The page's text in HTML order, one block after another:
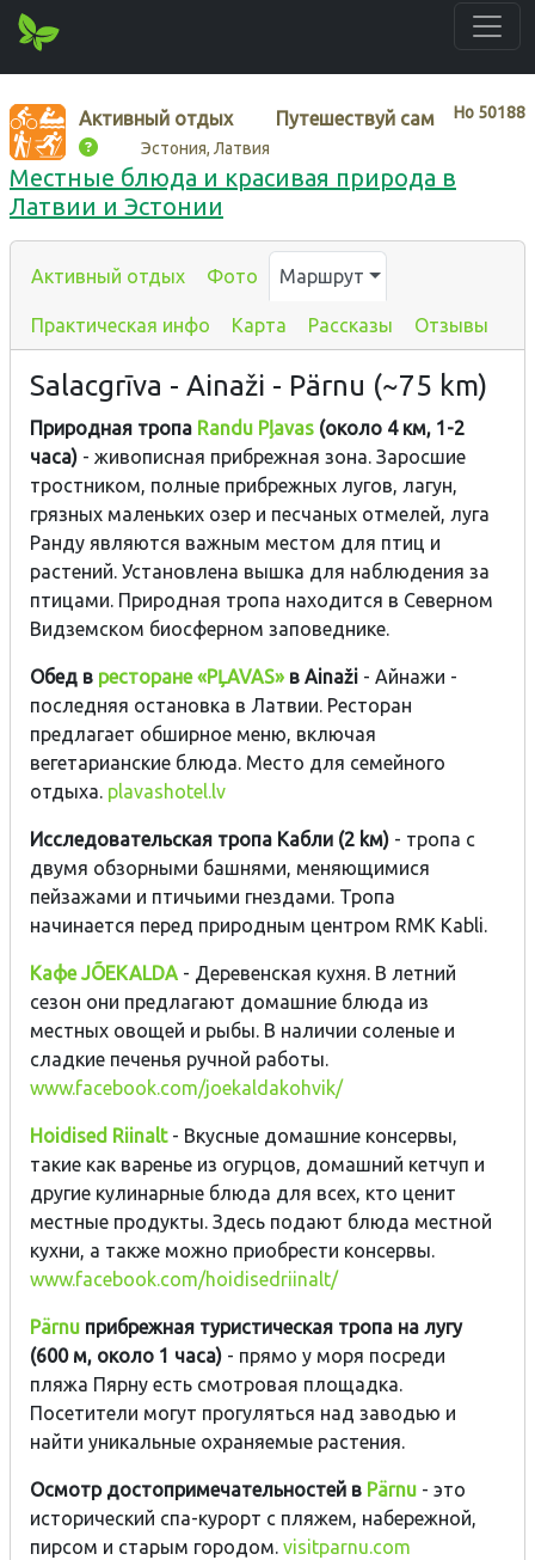
Нo 50188
Активный отдых Путешествуй сам
Эстония, Латвия
Местные блюда и красивая природа в
Латвии и Эстонии
Активный отдых Фото Маршрут
Практическая инфо Карта Рассказы Отзывы
Salacgrīva - Ainaži - Pärnu (~75 km)
Природная тропа Randu Pļavas (около 4 км, 1-2
часа) - живописная прибрежная зона. Заросшие
тростником, полные прибрежных лугов, лагун,
грязных маленьких озер и песчаных отмелей, луга
Ранду являются важным местом для птиц и
растений. Установлена ​​вышка для наблюдения за
птицами. Природная тропа находится в Северном
Видземском биосферном заповеднике.
Обед в ресторане «PĻAVAS» в Ainaži - Айнажи -
последняя остановка в Латвии. Ресторан
предлагает обширное меню, включая
вегетарианские блюда. Место для семейного
отдыха. plavashotel.lv
Исследовательская тропа Кабли (2 kм) - тропа с
двумя обзорными башнями, меняющимися
пейзажами и птичьими гнездами. Тропа
начинается перед природным центром RMK Kabli.
Кафе JÕEKALDA - Деревенская кухня. В летний
сезон они предлагают домашние блюда из
местных овощей и рыбы. В наличии соленые и
сладкие печенья ручной работы.
www.facebook.com/joekaldakohvik/
Hoidised Riinalt- Вкусные домашние консервы,
такие как варенье из огурцов, домашний кетчуп и
другие кулинарные блюда для всех, кто ценит
местные продукты. Здесь подают блюда местной
кухни, а также можно приобрести консервы.
www.facebook.com/hoidisedriinalt/
Pärnu прибрежная туристическая тропа на лугу
(600 м, около 1 часа) - прямо у моря посреди
пляжа Пярну есть смотровая площадка.
Посетители могут прогуляться над заводью и
найти уникальные охраняемые растения.
Осмотр достопримечательностей в Pärnu - это
исторический спа-курорт с пляжем, набережной,
пирсом и старым городом. visitparnu.com